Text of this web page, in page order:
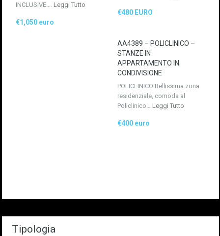
INCLUSIVE.… Leggi Tutto
€1,050 euro
€480 EURO
AA4389 – POLICLINICO –
STANZE IN
APPARTAMENTO IN
CONDIVISIONE
POLICLINICO Bellissima zona
residenziale, comoda al
Policlinico… Leggi Tutto
€400 euro
Tipologia